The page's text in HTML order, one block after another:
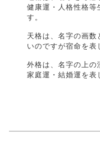
健康運・人格性格等
す。
天格は、名字の画数
いのですが宿命を表
外格は、名字の上の
家庭運・結婚運を表